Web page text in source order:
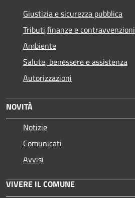
Giustizia e sicurezza pubblica
Tributi,finanze e contravvenzioni
Ambiente
Salute, benessere e assistenza
Autorizzazioni
NOVITÀ
Notizie
Comunicati
Avvisi
VIVERE IL COMUNE